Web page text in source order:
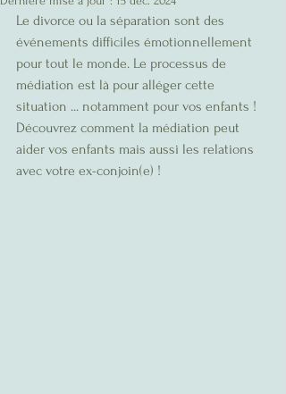
Le divorce ou la séparation sont des
événements difficiles émotionnellement
pour tout le monde. Le processus de
médiation est là pour alléger cette
situation ... notamment pour vos enfants !
Découvrez comment la médiation peut
aider vos enfants mais aussi les relations
avec votre ex-conjoin(e) !